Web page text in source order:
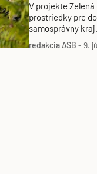
V projekte
prostriedky pre
samosprávny
preto 5. júna
domácnosti z
redakcia ASB -9.